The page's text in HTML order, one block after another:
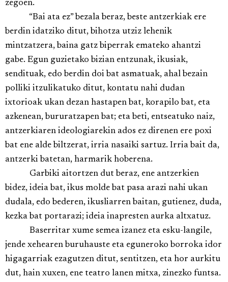
zegoen.
“Bai ata ez” bezala beraz, beste antzerkiak ere
berdin idatziko ditut, bihotza utziz lehenik
mintzatzera, baina gatz biperrak emateko ahantzi
gabe. Egun guzietako bizian entzunak, ikusiak,
sendituak, edo berdin doi bat asmatuak, ahal bezain
polliki itzulikatuko ditut, kontatu nahi dudan
ixtorioak ukan dezan hastapen bat, korapilo bat, eta
azkenean, bururatzapen bat; eta beti, entseatuko naiz,
antzerkiaren ideologiarekin ados ez direnen ere poxi
bat ene alde biltzerat, irria nasaiki sartuz. Irria bait da,
antzerki batetan, harmarik hoberena.
Garbiki aitortzen dut beraz, ene antzerkien
bidez, ideia bat, ikus molde bat pasa arazi nahi ukan
dudala, edo bederen, ikusliarren baitan, gutienez, duda,
kezka bat portarazi; ideia inapresten aurka altxatuz.
Baserritar xume semea izanez eta esku-langile,
jende xehearen buruhauste eta eguneroko borroka idor
higagarriak ezagutzen ditut, sentitzen, eta hor aurkitu
dut, hain xuxen, ene teatro lanen mitxa, zinezko funtsa.